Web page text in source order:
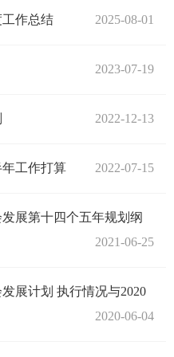
作总结 2025-08-01
2023-07-19
2022-12-13
工作打算 2022-07-15
展第十四个五年规划纲
2021-06-25
展计划 执行情况与2020
2020-06-04